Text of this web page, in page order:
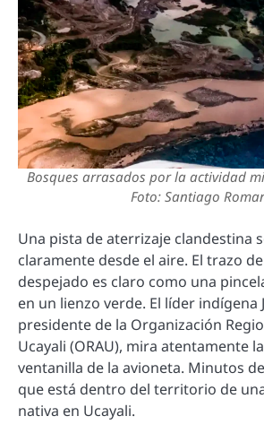
Bosques arrasados por la actividad
Foto: Santiago
Una pista de aterrizaje clandestina
claramente desde el aire. El trazo
despejado es claro como una
en un lienzo verde. El líder indígena
presidente de la Organización
Ucayali (ORAU), mira atentamente
ventanilla de la avioneta. Minutos
que está dentro del territorio de
nativa en Ucayali.